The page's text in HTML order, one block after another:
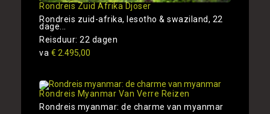
Rondreis Zuid Afrika Djoser
Rondreis zuid-afrika, lesotho & swaziland, 22
dage...
Reisduur: 22 dagen
va € 2.495,00
Rondreis Myanmar Van Verre Reizen
Rondreis myanmar: de charme van myanmar